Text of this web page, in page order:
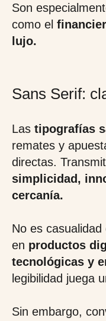
Son
como el
lujo.
Sans Serif:
Las tipografías
remates y
directas.
simplicidad,
cercanía.
No es
en productos
tecnológicas y
legibilidad juega
Sin embargo,